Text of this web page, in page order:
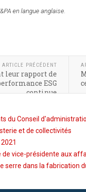
en langue anglaise.
ARTICLE PRÉCÉDENT
leur rapport de
ESG
continue
du Conseil
et de collectivités
de vice-présidente aux
serre dans la fabrication